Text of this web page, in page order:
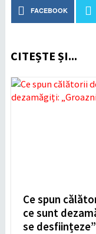
FACEBOOK
CITEȘTE ȘI...
Ce spun
ce sunt
se desființeze”